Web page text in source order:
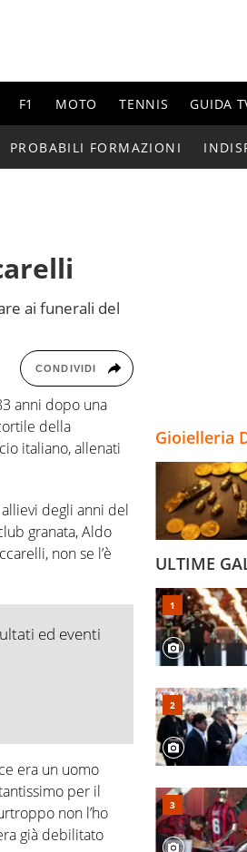
F1 MOTO TENNIS GUIDA
PROBABILI FORMAZIONI
ai funerali del
CONDIVIDI
anni dopo una
della
italiano, allenati
degli anni del
granata, Aldo
non se l’è
ed eventi
era un uomo
per il
non l’ho
già debilitato
Gioielleria
ULTIME